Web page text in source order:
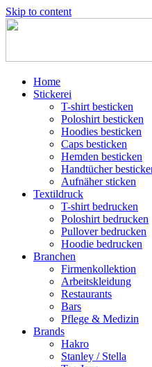
Skip to content
Home
Stickerei
T-shirt besticken
Poloshirt besticken
Hoodies besticken
Caps besticken
Hemden besticken
Handtücher
Aufnäher sticken
Textildruck
T-shirt bedrucken
Poloshirt bedrucken
Pullover bedrucken
Hoodie bedrucken
Branchen
Firmenkollektion
Arbeitskleidung
Restaurants
Bars
Pflege & Medizin
Brands
Hakro
Stanley / Stella